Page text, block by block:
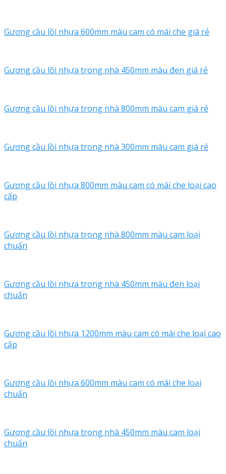
Gương cầu lồi nhựa 600mm màu cam có mái che giá rẻ
Gương cầu lồi nhựa trong nhà 450mm màu đen giá rẻ
Gương cầu lồi nhựa trong nhà 800mm màu cam giá rẻ
Gương cầu lồi nhựa trong nhà 300mm màu cam giá rẻ
Gương cầu lồi nhựa 800mm màu cam có mái che loại cao
cấp
Gương cầu lồi nhựa trong nhà 800mm màu cam loại
chuẩn
Gương cầu lồi nhựa trong nhà 450mm màu đen loại
chuẩn
Gương cầu lồi nhựa 1200mm màu cam có mái che loại cao
cấp
Gương cầu lồi nhựa 600mm màu cam có mái che loại
chuẩn
Gương cầu lồi nhựa trong nhà 450mm màu cam loại
chuẩn